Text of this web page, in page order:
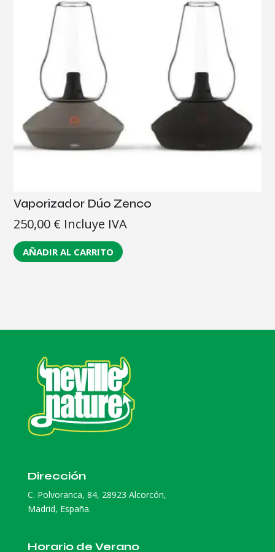
Vaporizador Dúo Zenco
250,00 € Incluye IVA
AÑADIR AL CARRITO
Dirección
C. Polvoranca, 84, 28923 Alcorcón,
Madrid, España.
Horario de Verano